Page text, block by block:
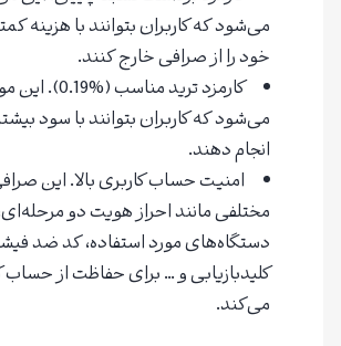
می‌شود که کاربران بتوانند با هزینه
خود را از صرافی خارج کنند.
کارمزد ترید
می‌شود که کاربران بتوانند با سود
انجام دهند.
امنیت حساب کاربری بالا. این
دستگاه‌های مورد استفاده، کد ضد
کلیدبازیابی و … برای حفاظت از حساب
می‌کند.